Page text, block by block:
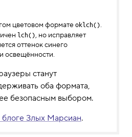
цветовом формате oklch().
lch(), но исправляет
оттенок синего
освещённости.
станут
оба формата,
безопасным выбором.
блоге Злых Марсиан.